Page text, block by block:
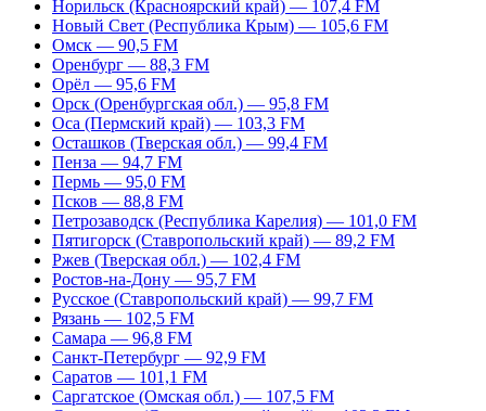
Норильск (Красноярский край) — 107,4 FM
Новый Свет (Республика Крым) — 105,6 FM
Омск — 90,5 FM
Оренбург — 88,3 FM
Орёл — 95,6 FM
Орск (Оренбургская обл.) — 95,8 FM
Оса (Пермский край) — 103,3 FM
Осташков (Тверская обл.) — 99,4 FM
Пенза — 94,7 FM
Пермь — 95,0 FM
Псков — 88,8 FM
Петрозаводск (Республика Карелия) — 101,0 FM
Пятигорск (Ставропольский край) — 89,2 FM
Ржев (Тверская обл.) — 102,4 FM
Ростов-на-Дону — 95,7 FM
Русское (Ставропольский край) — 99,7 FM
Рязань — 102,5 FM
Самара — 96,8 FM
Санкт-Петербург — 92,9 FM
Саратов — 101,1 FM
Саргатское (Омская обл.) — 107,5 FM